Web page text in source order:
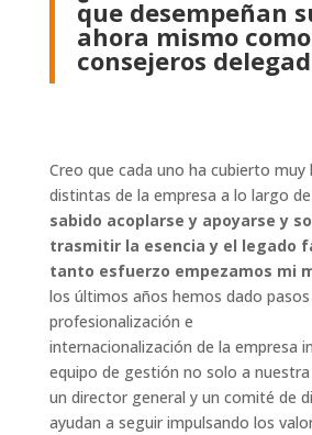
que desempeñan
ahora mismo como
consejeros
Creo que cada uno ha cubierto muy
distintas de la empresa a lo largo
sabido acoplarse y apoyarse y
trasmitir la esencia y el legado
tanto esfuerzo empezamos mi
los últimos años hemos dado pasos
profesionalización e
internacionalización de la empresa
equipo de gestión no solo a
un director general y un comité de
ayudan a seguir impulsando los